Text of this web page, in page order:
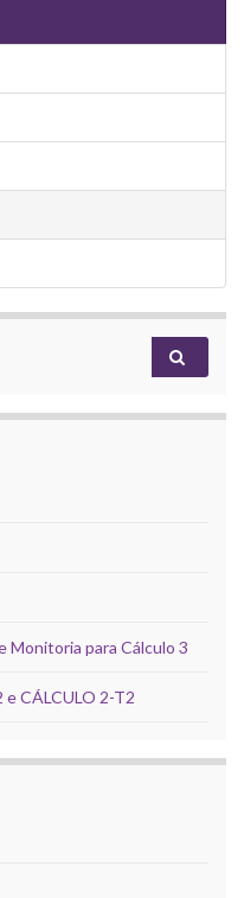
Monitoria para Cálculo 3
e CÁLCULO 2-T2